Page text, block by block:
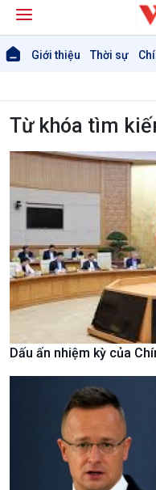
Giới thiệu Thời sự
Giới thiệu
Từ khóa tìm
Dấu ấn nhiệm kỳ của